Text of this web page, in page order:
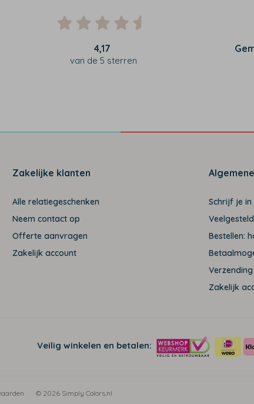
4,17
van de 5 sterren
Zakelijke klanten
Alle relatiegeschenken
Neem contact op
Offerte aanvragen
Zakelijk account
Schrijf je
Bestellen:
Zakelijk
Veilig winkelen en betalen:
© 2026 Simply Colors.nl